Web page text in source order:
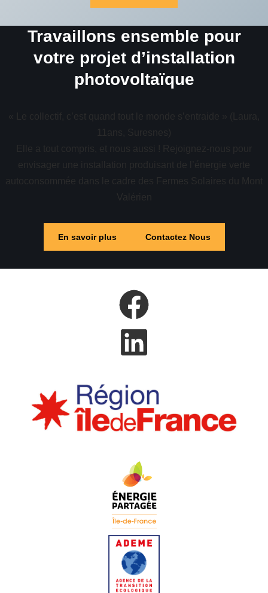
Travaillons ensemble pour
votre projet d’installation
photovoltaïque
« Le collectif, c’est quand tout le monde s’entraide » (Laura,
11ans, Suresnes)
Elle a tout compris, et nous aussi ! Rejoignez-nous pour
envisager une installation produisant de l’énergie verte
autoconsommée dans le cadre des Fermes Solaires du Mont
Valérien
En savoir plus Contactez Nous